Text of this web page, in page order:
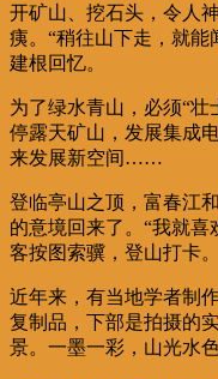
开矿山、挖石头，令人
痍。“稍往山下走，就
建根回忆。
为了绿水青山，必须“
停露天矿山，发展集成
来发展新空间……
登临亭山之顶，富春江
的意境回来了。“我就
客按图索骥，登山打卡。
近年来，有当地学者制
复制品，下部是拍摄的
景。一墨一彩，山光水